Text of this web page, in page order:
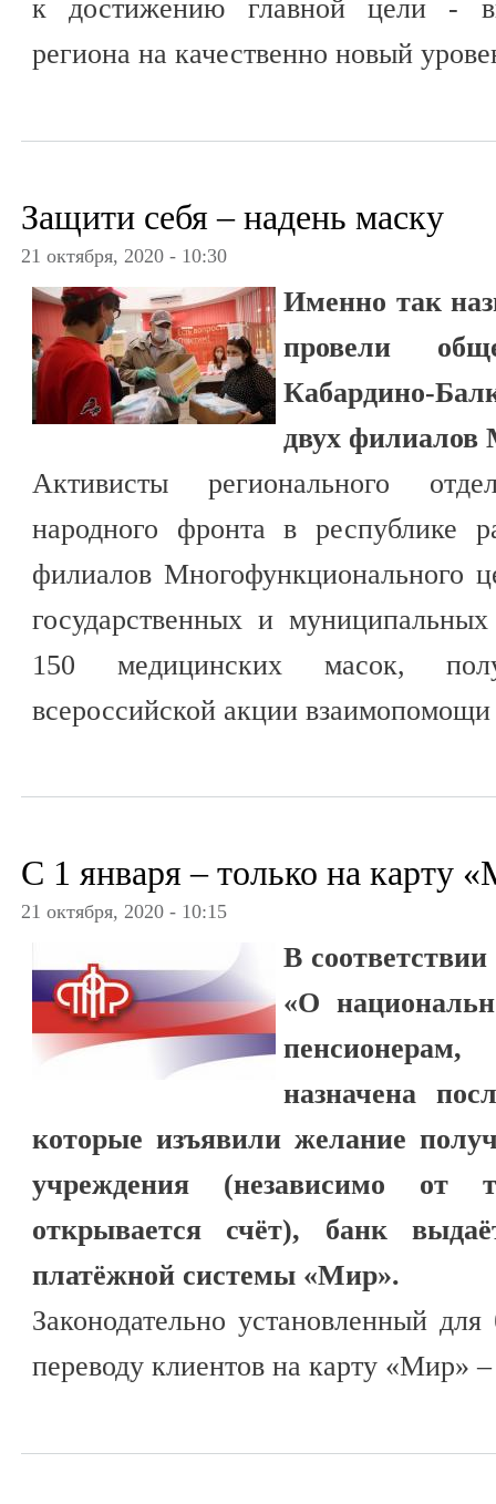
к достижению главной цели -
региона на качественно новый
Защити себя – надень маску
21 октября, 2020 - 10:30
Именно так
провели
Кабардино-
двух
Активисты регионального
народного фронта в республике
филиалов Многофункционального
государственных и
150 медицинских масок,
всероссийской акции
С 1 января – только на карту
21 октября, 2020 - 10:15
B
«О
назначена
которые изъявили желание
учреждения (независимо
открывается счёт), банк
платёжной системы «Мир».
Законодательно установленный
переводу клиентов на карту «Мир»